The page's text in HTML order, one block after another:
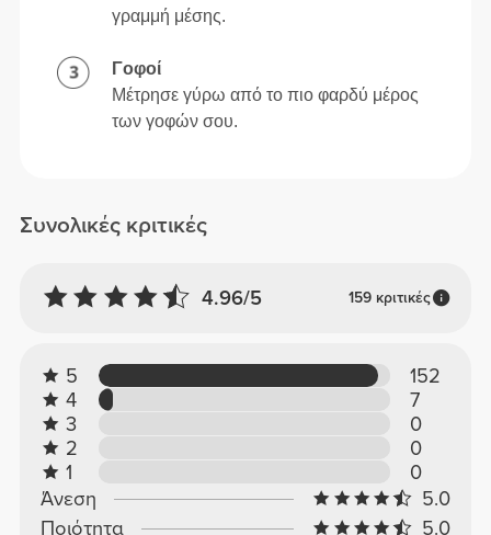
Συνολικές κριτικές
4.96/5 159 κριτικές
5
152
4
7
3
0
2
0
1
0
Άνεση
5.0
Ποιότητα
5.0
γραμμή μέσης.
Γοφοί
Μέτρησε γύρω από το πιο φαρδύ μέρος
των γοφών σου.